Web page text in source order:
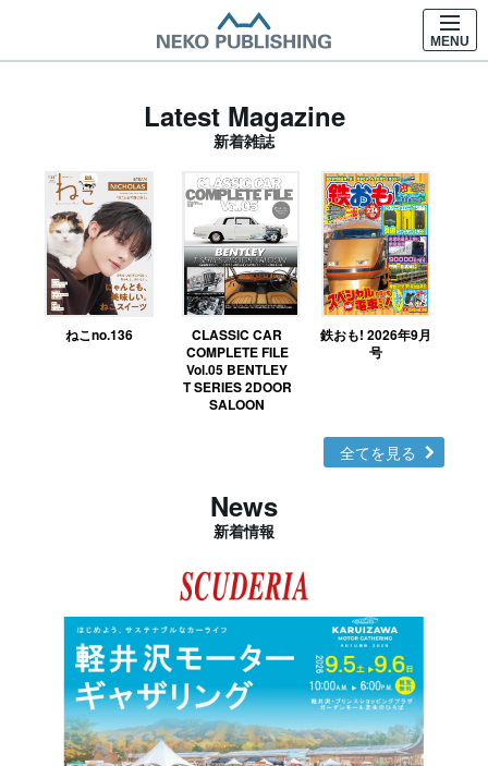
MENU
Latest Magazine
新着雑誌
ねこno.136
CLASSIC CAR
COMPLETE FILE
Vol.05 BENTLEY
T SERIES 2DOOR
SALOON
鉄おも! 2026年9月
号
全てを見る
News
新着情報